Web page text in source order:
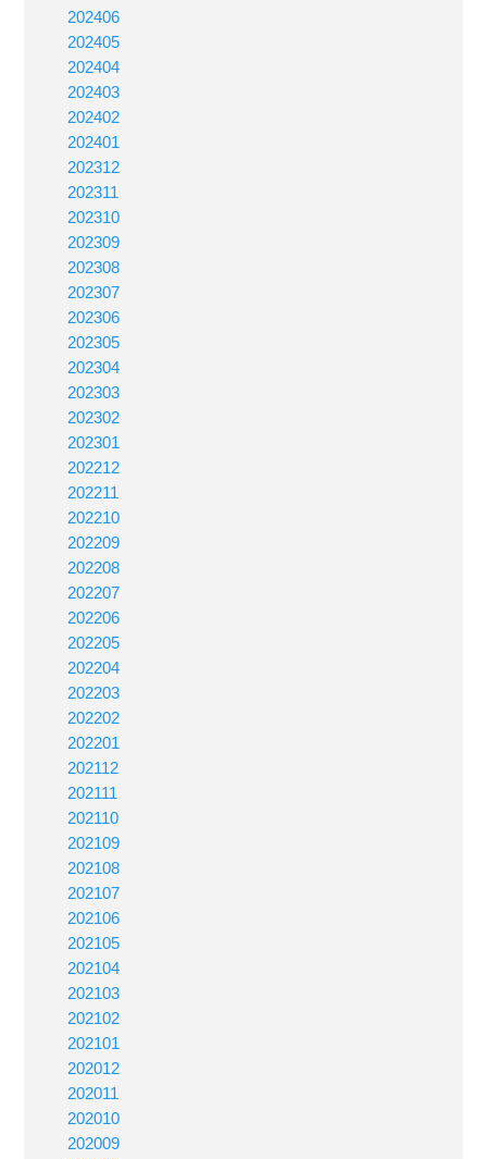
202406
202405
202404
202403
202402
202401
202312
202311
202310
202309
202308
202307
202306
202305
202304
202303
202302
202301
202212
202211
202210
202209
202208
202207
202206
202205
202204
202203
202202
202201
202112
202111
202110
202109
202108
202107
202106
202105
202104
202103
202102
202101
202012
202011
202010
202009